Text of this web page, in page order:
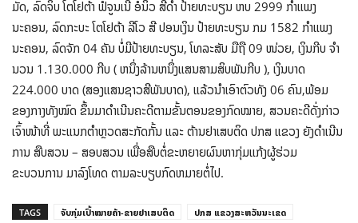
ມັດ, ລົດຈິບ ໂຕໂຢຕ້າ ຟໍຈູນເນີ້ ອໍນິວ ສີດໍາ ປ້າຍທະບຽນ ຫບ 2999 ກໍາແພງ
ນະຄອນ, ລົດກະບະ ໂຕໂຢຕ້າ ລີໂວ ສີ ປອນເງິນ ປ້າຍທະບຽນ ກມ 1582 ກໍາແພງ
ນະຄອນ, ລົດຈັກ 04 ຄັນ ບໍ່ມີປ້າຍທະບຽນ, ໂທລະສັບ ມືຖື 09 ໜ່ວຍ, ເງິນກີບ ຈໍາ
ນວນ 1.130.000 ກີບ ( ຫນຶ່ງລ້ານຫນຶ່ງແສນສາມສິບພັນກີບ ), ເງິນບາດ
224.000 ບາດ (ສອງແສນຊາວສີພັນບາດ), ແລ້ວນຳເອົາຕົວທັງ 06 ຄົນ,ພ້ອມ
ຂອງກາງທັງໝົດ ຂຶ້ນມາດໍາເນີນຄະດີຕາມຂັ້ນຕອນຂອງກົດໝາຍ, ສວນຄະດີດັ່ງກ່າວ
ເຈົ້າໜ້າທີ່ ພະແນກຕໍາຫຼວດສະກັດກັ້ນ ແລະ ຕ້ານຢາເສບຕິດ ປກສ ແຂວງ ຍັງດໍາເນີນ
ການ ສືບສວນ – ສອບສວນ ເພື່ອສືບຕໍ່ຂະຫຍາຍຜົນຫາກຸ່ມແກ້ງຜູ້ຮ່ວມ
ຂະບວນການ ມາລົງໂທດ ຕາມລະບຽບກົດຫມາຍຕໍ່ໄປ.
TAGS ຈັບກຸ່ມເປົ້າໝາຍຄ້າ-ຂາຍຢາເສບຕິດ
ປກສ ແຂວງສະຫວັນນະເຂດ